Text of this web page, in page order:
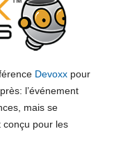
Devoxx pour
l’événement
mais se
conçu pour les